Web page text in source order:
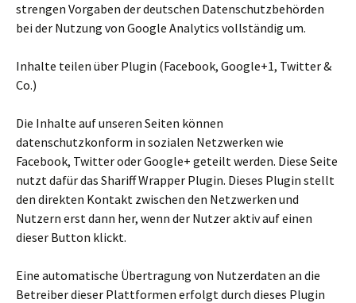
strengen Vorgaben der deutschen Datenschutzbehörden
bei der Nutzung von Google Analytics vollständig um.
Inhalte teilen über Plugin (Facebook, Google+1, Twitter &
Co.)
Die Inhalte auf unseren Seiten können
datenschutzkonform in sozialen Netzwerken wie
Facebook, Twitter oder Google+ geteilt werden. Diese Seite
nutzt dafür das Shariff Wrapper Plugin. Dieses Plugin stellt
den direkten Kontakt zwischen den Netzwerken und
Nutzern erst dann her, wenn der Nutzer aktiv auf einen
dieser Button klickt.
Eine automatische Übertragung von Nutzerdaten an die
Betreiber dieser Plattformen erfolgt durch dieses Plugin